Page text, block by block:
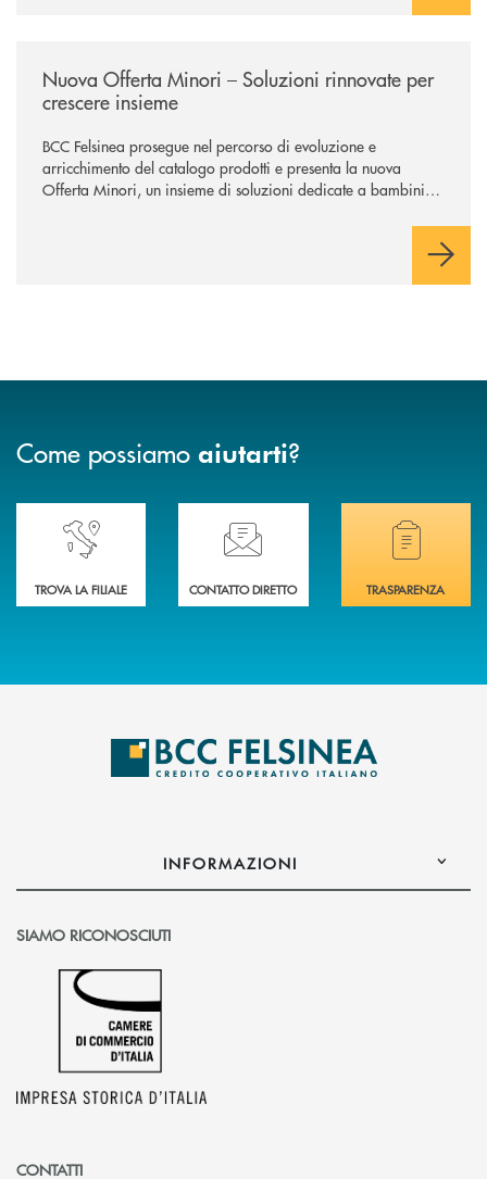
Nuova Offerta Minori – Soluzioni rinnovate per
crescere insieme
BCC Felsinea prosegue nel percorso di evoluzione e
arricchimento del catalogo prodotti e presenta la nuova
Offerta Minori, un insieme di soluzioni dedicate a bambini e
sviluppo di una relazione consapevole con il denaro, sempre
Come possiamo aiutarti?
Accedi all' elenco completo delle nostre&nbsp; filiali .
TROVA LA FILIALE
Ti serve assistenza immediata? Contattaci!
CONTATTO DIRETTO
Hai bisogno di
TRASPARENZA
INFORMAZIONI
SIAMO RICONOSCIUTI
CONTATTI